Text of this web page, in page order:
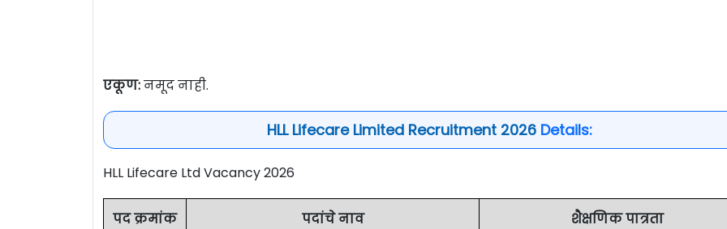
एकूण:नमूद नाही.
HLL Lifecare Limited Recruitment 2026 Details:
HLL Lifecare Ltd Vacancy 2026
पद क्रमांक पदांचे नाव शैक्षणिक पात्रता